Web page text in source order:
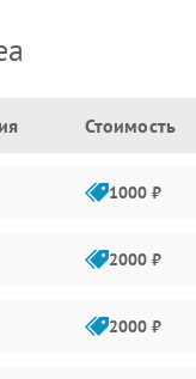
Стоимость
1000 ₽
2000 ₽
2000 ₽